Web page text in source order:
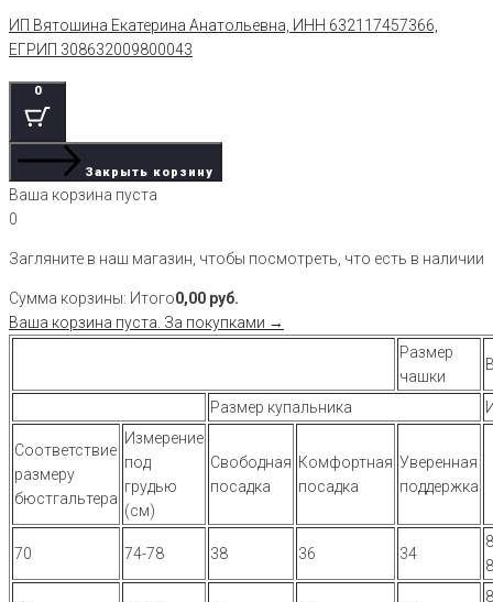
ИП Вятошина Екатерина Анатольевна, ИНН 632117457366,
ЕГРИП 308632009800043
0
Закрыть корзину
Ваша корзина пуста
0
Загляните в наш магазин, чтобы посмотреть, что есть в наличии
Сумма корзины: Итого0,00 руб.
Ваша корзина пуста. За покупками →
Размер
чашки
Размер купальника
Соответствие
размеру
бюстгальтера
Измерение
под
грудью
(см)
Свободная
посадка
Комфортная
посадка
Уверенная
поддержка
70 74-78 38 36 34